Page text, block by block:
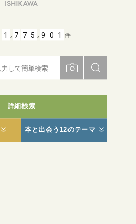
詳細検索
本と出会う12のテーマ
1 , 7 7 5 , 9 0 1 件